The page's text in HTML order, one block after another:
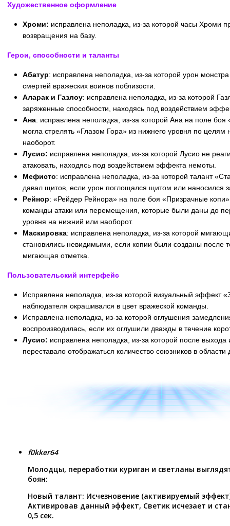
Художественное оформление
Хроми: исправлена неполадка, из-за которой часы Хроми
возвращения на базу.
Герои, способности и таланты
Абатур: исправлена неполадка, из-за которой урон
смертей вражеских воинов поблизости.
Аларак и Газлоу: исправлена неполадка, из-за которой
заряженные способности, находясь под воздействием
Ана: исправлена неполадка, из-за которой Ана на поле боя
могла стрелять «Глазом Гора» из нижнего уровня по целям
наоборот.
Лусио: исправлена неполадка, из-за которой Лусио не
атаковать, находясь под воздействием эффекта немоты.
Мефисто: исправлена неполадка, из-за которой талант
давал щитов, если урон поглощался щитом или
Рейнор: «Рейдер Рейнора» на поле боя «Призрачные копи»
команды атаки или перемещения, которые были даны до
уровня на нижний или наоборот.
Маскировка: исправлена неполадка, из-за которой
становились невидимыми, если копии были созданы после
мигающая отметка.
Пользовательский интерфейс
Исправлена неполадка, из-за которой визуальный эффект
наблюдателя окрашивался в цвет вражеской команды.
Исправлена неполадка, из-за которой оглушения
воспроизводилась, если их оглушили дважды в течение
Лусио: исправлена неполадка, из-за которой после выхода
переставало отображаться количество союзников в
f0kker64
Молодцы, переработки куриган и светланы
боян:
Новый талант: Исчезновение (активируемый
Активировав данный эффект, Светик исчезает и
0,5 сек.